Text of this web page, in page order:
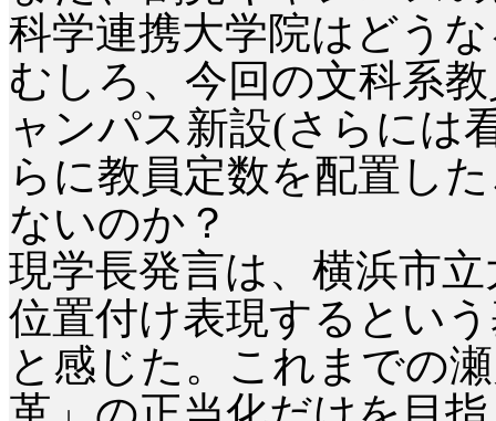
科学連携大学院はどう
むしろ、今回の文科系
ャンパス新設(さらには
らに教員定数を配置し
ないのか？
現学長発言は、横浜市
位置付け表現するとい
と感じた。これまでの